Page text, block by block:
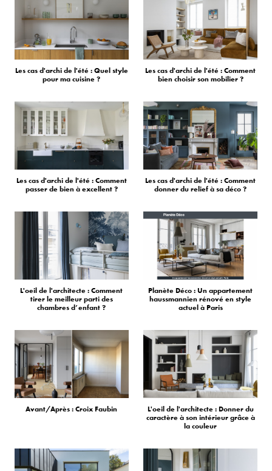
Les cas d'archi de l'été : Quel style
pour ma cuisine ?
Les cas d'archi de l'été : Comment
bien choisir son mobilier ?
Les cas d'archi de l'été : Comment
passer de bien à excellent ?
Les cas d'archi de l'été : Comment
donner du relief à sa déco ?
L'oeil de l'architecte : Comment
tirer le meilleur parti des
chambres d’enfant ?
Planète Déco : Un appartement
haussmannien rénové en style
actuel à Paris
Avant/Après : Croix Faubin
L'oeil de l'architecte : Donner du
caractère à son intérieur grâce à
la couleur